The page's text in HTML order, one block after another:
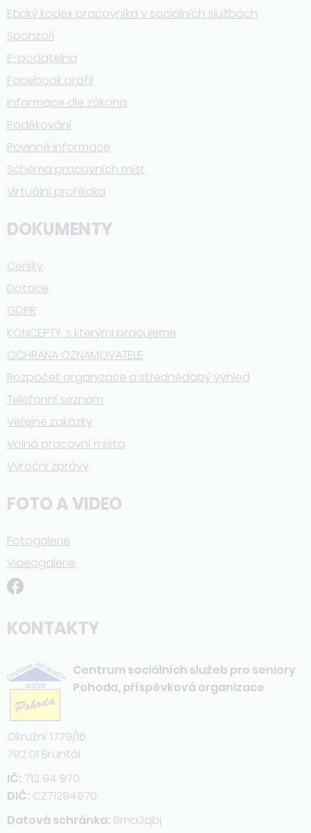
Etický kodex pracovníka v sociálních službách
Sponzoři
E-podatelna
Facebook profil
Informace dle zákona
Poděkování
Povinné informace
Schéma pracovních míst
Virtuální prohlídka
DOKUMENTY
Ceníky
Dotace
GDPR
KONCEPTY, s kterými pracujeme
OCHRANA OZNAMOVATELE
Rozpočet organizace a střednědobý výhled
Telefonní seznam
Veřejné zakázky
Volná pracovní místa
Výroční zprávy
FOTO A VIDEO
Fotogalerie
Videogalerie
KONTAKTY
Centrum sociálních služeb pro seniory
Pohoda, příspěvková organizace
Okružní 1779/16
792 01 Bruntál
IČ: 712 94 970
DIČ: CZ71294970
Datová schránka: 8ma3qbj